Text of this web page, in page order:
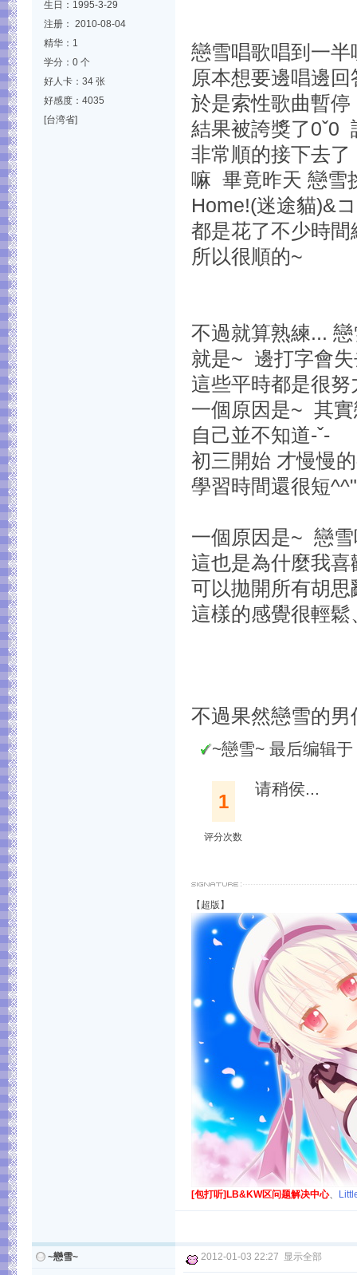
生日：1995-3-29
注册： 2010-08-04
精华：1
学分：0 个
好人卡：34 张
好感度：4035
[台湾省]
戀雪唱歌唱到一
原本想要邊唱邊
於是索性歌曲暫
結果被誇獎了0ˇ0
非常順的接下去了
嘛 畢竟昨天 戀雪
Home!(迷途貓)&
都是花了不少時
所以很順的~
不過就算熟練...
就是~ 邊打字會
這些平時都是很努
一個原因是~ 其
自己並不知道-ˇ-
初三開始 才慢慢
學習時間還很短^^"
一個原因是~ 戀
這也是為什麼我喜
可以拋開所有胡
這樣的感覺很輕鬆
不過果然戀雪的
~戀雪~ 最后编辑
1
评分次数
请稍侯...
【超版】
[包打听]LB&KW区问题解决中心、
~戀雪~ 2012-01-03 22:27 显示全部